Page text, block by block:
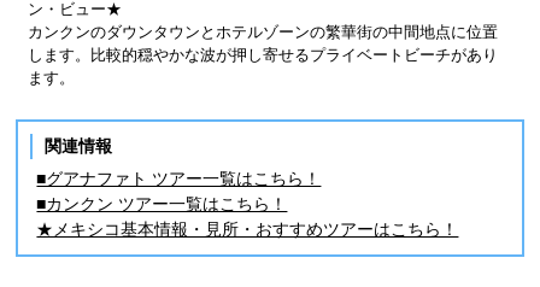
ン・ビュー★
カンクンのダウンタウンとホテルゾーンの繁華街の中間地点に位置
します。比較的穏やかな波が押し寄せるプライベートビーチがあり
ます。
関連情報
■グアナファト ツアー一覧はこちら！
■カンクン ツアー一覧はこちら！
★メキシコ基本情報・見所・おすすめツアーはこちら！